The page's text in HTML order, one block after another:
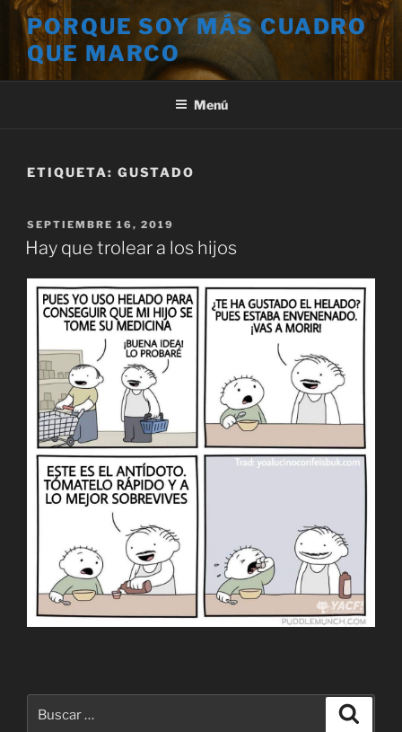
Saltar
contenido
PORQUE SOY MÁS CUADRO
QUE MARCO
Menú
ETIQUETA: GUSTADO
PUBLICADO
EL
SEPTIEMBRE 16, 2019
Hay que trolear a los hijos